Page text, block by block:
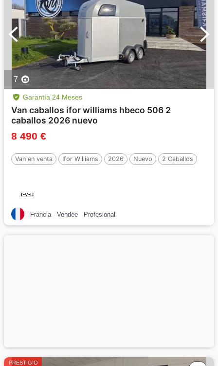
7
Garantía 24 Meses
Van caballos ifor williams hbeco 506 2
caballos 2026 nuevo
8 490 €
Van en venta Ifor Williams 2026 Nuevo 2 Caballos
r-v-u
Francia Vendée Profesional
PRESTIGIO